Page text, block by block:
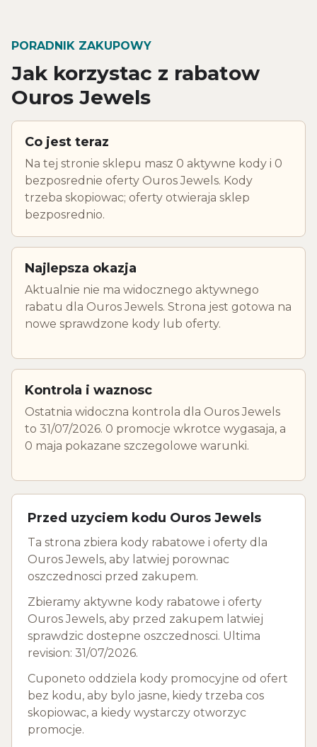
PORADNIK ZAKUPOWY
Jak korzystac z rabatow
Ouros Jewels
Co jest teraz
Na tej stronie sklepu masz 0 aktywne kody i 0
bezposrednie oferty Ouros Jewels. Kody
trzeba skopiowac; oferty otwieraja sklep
bezposrednio.
Najlepsza okazja
Aktualnie nie ma widocznego aktywnego
rabatu dla Ouros Jewels. Strona jest gotowa na
nowe sprawdzone kody lub oferty.
Kontrola i waznosc
Ostatnia widoczna kontrola dla Ouros Jewels
to 31/07/2026. 0 promocje wkrotce wygasaja, a
0 maja pokazane szczegolowe warunki.
Przed uzyciem kodu Ouros Jewels
Ta strona zbiera kody rabatowe i oferty dla
Ouros Jewels, aby latwiej porownac
oszczednosci przed zakupem.
Zbieramy aktywne kody rabatowe i oferty
Ouros Jewels, aby przed zakupem latwiej
sprawdzic dostepne oszczednosci. Ultima
revision: 31/07/2026.
Cuponeto oddziela kody promocyjne od ofert
bez kodu, aby bylo jasne, kiedy trzeba cos
skopiowac, a kiedy wystarczy otworzyc
promocje.